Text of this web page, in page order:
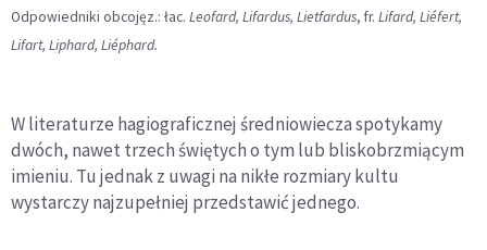
Odpowiedniki obcojęz.: łac. Leofard, Lifardus, Lietfardus, fr. Lifard, Liéfert,
Lifart, Liphard, Liéphard.
W literaturze hagiograficznej średniowiecza spotykamy
dwóch, nawet trzech świętych o tym lub bliskobrzmiącym
imieniu. Tu jednak z uwagi na nikłe rozmiary kultu
wystarczy najzupełniej przedstawić jednego.